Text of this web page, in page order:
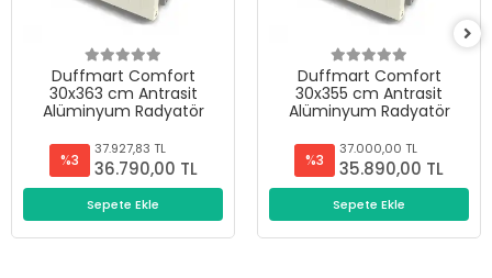
Duffmart Comfort
30x363 cm Antrasit
Alüminyum Radyatör
%3
37.927,83 TL
36.790,00 TL
Sepete Ekle
Duffmart Comfort
30x355 cm Antrasit
Alüminyum Radyatör
%3
37.000,00 TL
35.890,00 TL
Sepete Ekle